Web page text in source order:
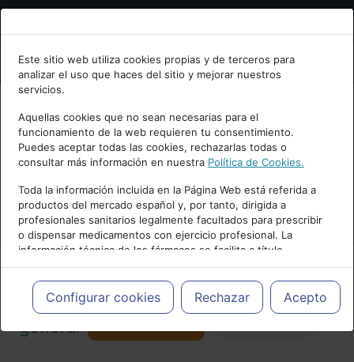
Bienvenid@ a psiquiatria.com
Escribe tu Email
Accede o regístrate con tu email.
Cancelar
Este sitio web utiliza cookies propias y de terceros para
analizar el uso que haces del sitio y mejorar nuestros
servicios.
Aquellas cookies que no sean necesarias para el
funcionamiento de la web requieren tu consentimiento.
Puedes aceptar todas las cookies, rechazarlas todas o
consultar más información en nuestra Política de Cookies.
Toda la información incluida en la Página Web está referida a
productos del mercado español y, por tanto, dirigida a
profesionales sanitarios legalmente facultados para prescribir
o dispensar medicamentos con ejercicio profesional. La
información técnica de los fármacos se facilita a título
meramente informativo, siendo responsabilidad de los
profesionales facultados prescribir medicamentos y decidir, en
cada caso concreto, el tratamiento más adecuado a las
necesidades del paciente.
Configurar cookies Rechazar Acepto
Actualidad y Artículos|Psiquiatría
general